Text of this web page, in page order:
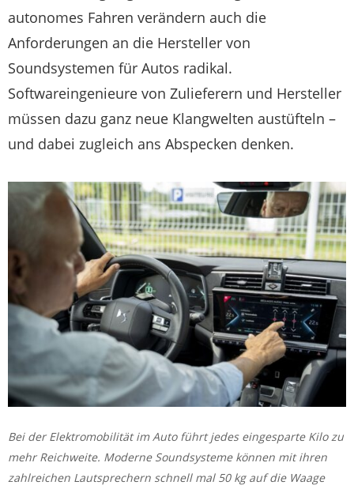
autonomes Fahren verändern auch die
Anforderungen an die Hersteller von
Soundsystemen für Autos radikal.
Softwareingenieure von Zulieferern und Hersteller
müssen dazu ganz neue Klangwelten austüfteln –
und dabei zugleich ans Abspecken denken.
Bei der Elektromobilität im Auto führt jedes eingesparte Kilo zu
mehr Reichweite. Moderne Soundsysteme können mit ihren
zahlreichen Lautsprechern schnell mal 50 kg auf die Waage